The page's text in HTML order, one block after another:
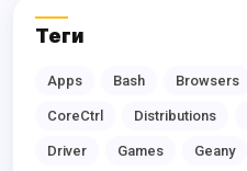
Теги
Apps Bash Browsers
CoreCtrl Distributions
Driver Games Geany